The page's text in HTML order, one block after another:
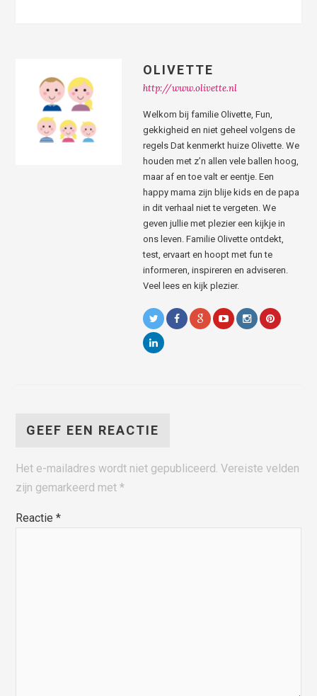
OLIVETTE
http://www.olivette.nl
Welkom bij familie Olivette, Fun,
gekkigheid en niet geheel volgens de
regels Dat kenmerkt huize Olivette. We
houden met z’n allen vele ballen hoog,
maar af en toe valt er eentje. Een
happy mama zijn blije kids en de papa
in dit verhaal niet te vergeten. We
geven jullie met plezier een kijkje in
ons leven. Familie Olivette ontdekt,
test, ervaart en hoopt met fun te
informeren, inspireren en adviseren.
Veel lees en kijk plezier.
GEEF EEN REACTIE
Het e-mailadres wordt niet gepubliceerd. Vereiste velden
zijn gemarkeerd met*
Reactie*